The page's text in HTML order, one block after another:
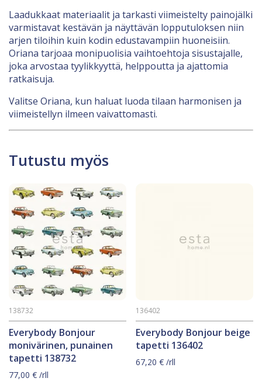
Laadukkaat materiaalit ja tarkasti viimeistelty painojälki
varmistavat kestävän ja näyttävän lopputuloksen niin
arjen tiloihin kuin kodin edustavampiin huoneisiin.
Oriana tarjoaa monipuolisia vaihtoehtoja sisustajalle,
joka arvostaa tyylikkyyttä, helppoutta ja ajattomia
ratkaisuja.
Valitse Oriana, kun haluat luoda tilaan harmonisen ja
viimeistellyn ilmeen vaivattomasti.
Tutustu myös
Everybody Bonjour
monivärinen, punainen
tapetti 138732
138732
77,00 € /rll
Everybody Bonjour beige
tapetti 136402
136402
67,20€ /rll